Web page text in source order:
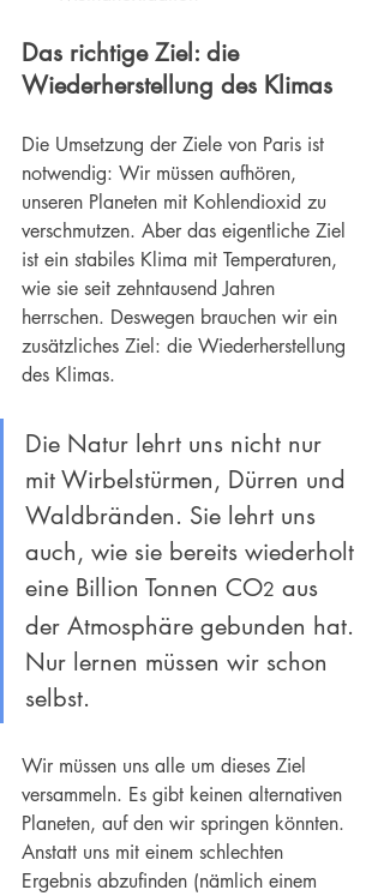
Das richtige Ziel: die
Wiederherstellung des Klimas
Die Umsetzung der Ziele von Paris ist
notwendig: Wir müssen aufhören,
unseren Planeten mit Kohlendioxid zu
verschmutzen. Aber das eigentliche Ziel
ist ein stabiles Klima mit Temperaturen,
wie sie seit zehntausend Jahren
herrschen. Deswegen brauchen wir ein
zusätzliches Ziel: die Wiederherstellung
des Klimas.
Die Natur lehrt uns nicht nur
mit Wirbelstürmen, Dürren und
Waldbränden. Sie lehrt uns
auch, wie sie bereits wiederholt
eine Billion Tonnen CO2 aus
der Atmosphäre gebunden hat.
Nur lernen müssen wir schon
selbst.
Wir müssen uns alle um dieses Ziel
versammeln. Es gibt keinen alternativen
Planeten, auf den wir springen könnten.
Anstatt uns mit einem schlechten
Ergebnis abzufinden (nämlich einem